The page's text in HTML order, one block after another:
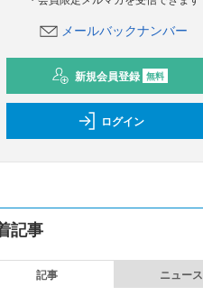
メールバックナンバー
新規会員登録 無料
ログイン
記事
記事 ニュース